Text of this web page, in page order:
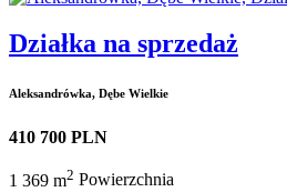
Działka na sprzedaż
Aleksandrówka, Dębe Wielkie
410 700 PLN
1 369 m2 Powierzchnia